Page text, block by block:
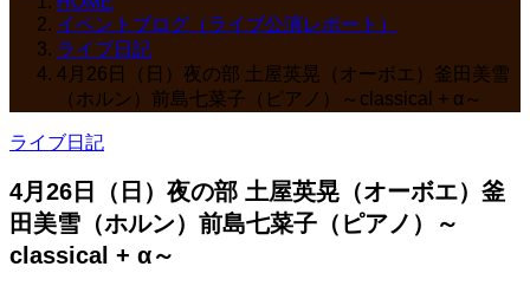
イベントブログ（ライブ公演レポート）
ライブ日記
4月26日（日）夜の部 土屋英晃（オーボエ）釜田美雪
（ホルン）前島七菜子（ピアノ）～classical + α～
ライブ日記
4月26日（日）夜の部 土屋英晃（オーボエ）釜
田美雪（ホルン）前島七菜子（ピアノ）～
classical + α～